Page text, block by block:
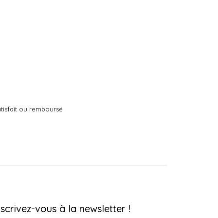
ou remboursé
vous à la newsletter !